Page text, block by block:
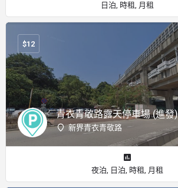
日泊, 時租, 月租
青衣青敬路露天停車場 (進發)
新界青衣青敬路
$12
夜泊, 日泊, 時租, 月租